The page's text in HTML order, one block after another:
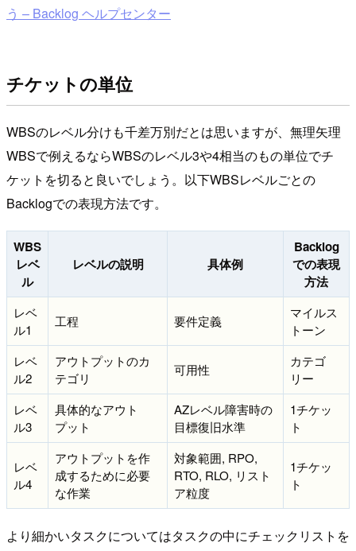
う – Backlog ヘルプセンター
チケットの単位
WBSのレベル分けも千差万別だとは思いますが、無理矢理
WBSで例えるならWBSのレベル3や4相当のもの単位でチ
ケットを切ると良いでしょう。以下WBSレベルごとの
Backlogでの表現方法です。
WBS
レベ
ル
レベルの説明 具体例
Backlog
での表現
方法
レベ
ル1
工程 要件定義
マイルス
トーン
レベ
ル2
アウトプットのカ
テゴリ
可用性
カテゴ
リー
レベ
ル3
具体的なアウト
プット
AZレベル障害時の
目標復旧水準
1チケッ
ト
レベ
ル4
アウトプットを作
成するために必要
な作業
対象範囲, RPO,
RTO, RLO, リスト
ア粒度
1チケッ
ト
より細かいタスクについてはタスクの中にチェックリストを